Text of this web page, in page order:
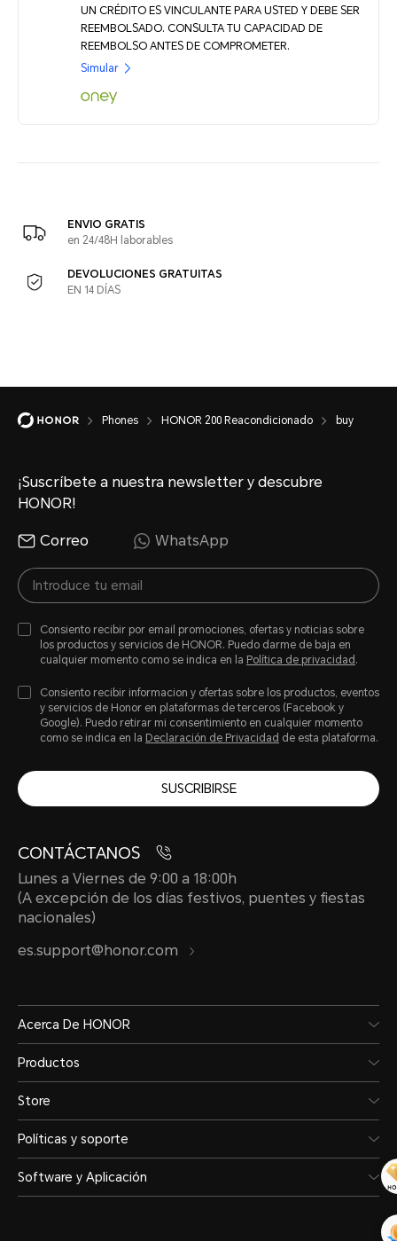
UN CRÉDITO ES VINCULANTE PARA USTED Y DEBE SER
REEMBOLSADO. CONSULTA TU CAPACIDAD DE
REEMBOLSO ANTES DE COMPROMETER.
Simular
ENVIO GRATIS
en 24/48H laborables
DEVOLUCIONES GRATUITAS
EN 14 DÍAS
Phones HONOR 200 Reacondicionado buy
¡Suscríbete a nuestra newsletter y descubre
HONOR!
Correo WhatsApp
Consiento recibir por email promociones, ofertas y noticias sobre
los productos y servicios de HONOR. Puedo darme de baja en
cualquier momento como se indica en la Política de privacidad .
Consiento recibir informacion y ofertas sobre los productos, eventos
y servicios de Honor en plataformas de terceros (Facebook y
Google). Puedo retirar mi consentimiento en cualquier momento
como se indica en la Declaración de Privacidad de esta plataforma.
SUSCRIBIRSE
CONTÁCTANOS
Lunes a Viernes de 9:00 a 18:00h
(A excepción de los días festivos, puentes y fiestas
nacionales)
es.support@honor.com
Acerca De HONOR
Productos
Store
Políticas y soporte
Software y Aplicación